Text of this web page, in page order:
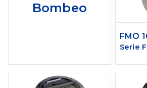
Bombeo
FMO
Serie